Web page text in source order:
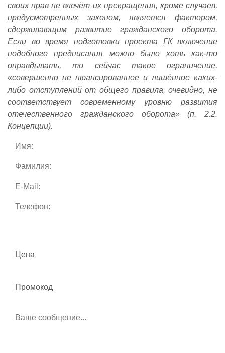
своих прав не влечёт их прекращения, кроме случаев,
предусмотренных законом, является фактором,
сдерживающим развитие гражданского оборота.
Если во время подготовки проекта ГК включение
подобного предписания можно было хоть как-то
оправдывать, то сейчас такое ограничение,
«совершенно не нюансированное и лишённое каких-
либо отступлений от общего правила, очевидно, не
соответствует современному уровню развития
отечественного гражданского оборота» (п. 2.2.
Концепции).
Цена
Промокод